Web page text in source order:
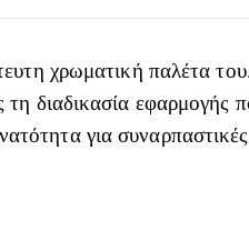
χρωματική παλέτα του.
διαδικασία
για συναρπαστικές